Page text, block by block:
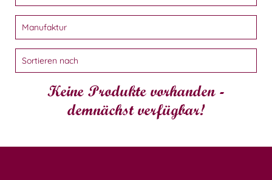
Keine Produkte vorhanden -
demnächst verfügbar!